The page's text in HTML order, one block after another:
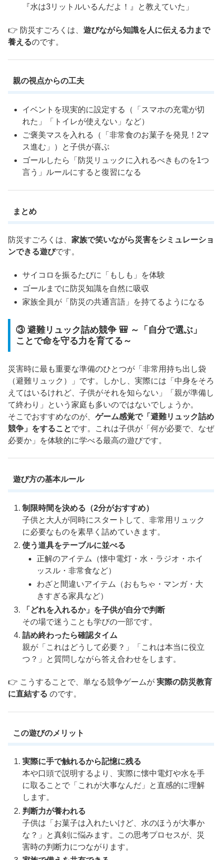
『水は3リットルいるんだよ！』と教えていた」
👉 防災すごろくは、 遊びながら知識を人に伝える力まで
養えるのです。
親の視点からの工夫
イベントを現実的に設定する（「スマホの充電が切
れた」「トイレが使えない」など）
ご褒美マスを入れる（「非常食のお菓子を発見！2マ
ス進む」）と子供が喜ぶ
ゴールしたら「防災リュックに入れるべきものを1つ
言う」ルールにすると復習になる
まとめ
防災すごろくは、 家族で笑いながら災害をシミュレーショ
ンできる遊びです。
サイコロを振るたびに「もしも」を体験
ゴールまでに防災知識を自然に吸収
家族全員が「防災の共通言語」を持てるようになる
③ 避難リュック詰め競争 🎒 ～「自分で選ぶ」
ことで命を守る力を育てる～
災害時に最も重要な準備のひとつが「非常用持ち出し袋
（避難リュック）」です。しかし、実際には「中身をそろ
えてはいるけれど、子供がそれを知らない」「親が準備し
て終わり」という家庭も多いのではないでしょうか。
そこでおすすめなのが、 ゲーム感覚で「避難リュック詰め
競争」をすることです。これは子供が「何が必要で、なぜ
必要か」を体験的に学べる最高の遊びです。
遊び方の基本ルール
制限時間を決める（2分がおすすめ）
子供と大人が同時にスタートして、非常用リュック
に必要なものを素早く詰めていきます。
使う道具をテーブルに並べる
正解のアイテム（懐中電灯・水・ラジオ・ホイ
ッスル・非常食など）
わざと間違いアイテム（おもちゃ・マンガ・大
きすぎる家具など）
「どれを入れるか」を子供が自分で判断
その場で迷うことも学びの一部です。
詰め終わったら確認タイム
親が「これはどうして必要？」「これは本当に役立
つ？」と質問しながら答え合わせをします。
👉 こうすることで、単なる競争ゲームが 実際の防災教育
に直結する のです。
この遊びのメリット
実際に手で触れるから記憶に残る
本や口頭で説明するより、実際に懐中電灯や水を手
に取ることで「これが大事なんだ」と直感的に理解
します。
判断力が養われる
子供は「お菓子は入れたいけど、水のほうが大事か
な？」と真剣に悩みます。この思考プロセスが、災
害時の判断力につながります。